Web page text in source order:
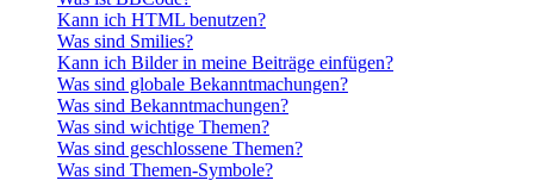
Kann ich HTML benutzen?
Was sind Smilies?
Kann ich Bilder in meine Beiträge einfügen?
Was sind globale Bekanntmachungen?
Was sind Bekanntmachungen?
Was sind wichtige Themen?
Was sind geschlossene Themen?
Was sind Themen-Symbole?